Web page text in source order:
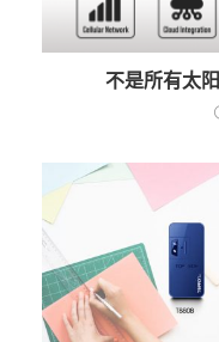
不是所有太